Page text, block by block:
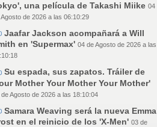
una película de Takashi Miike 04
Agosto de 2026 a las 06:10:29
Jaafar Jackson acompañará a Will
en 'Supermax' 04 de Agosto de 2026 a las
Su espada, sus zapatos. Tráiler de
Mother Your Mother Your Mother'
de Agosto de 2026 a las 18:10:04
Samara Weaving será la nueva Emma
en el reinicio de los 'X-Men' 03 de